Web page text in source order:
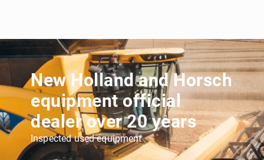
New Holland and Horsch
equipment official
dealer over 20 years
Inspected used equipment